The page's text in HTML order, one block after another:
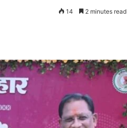
14 2 minutes read